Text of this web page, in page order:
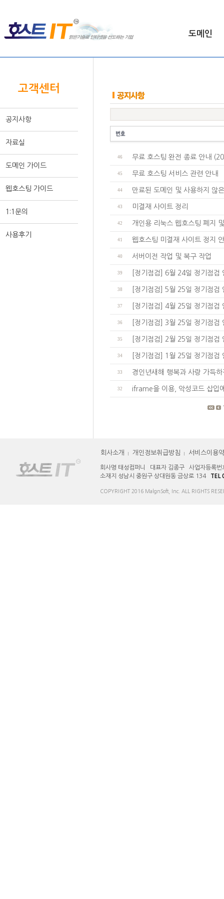
도메인
고객센터
공지사항
자료실
도메인 가이드
웹호스팅 가이드
1:1문의
사용후기
46 무료 호스팅 완전 종료 안내
45 무료 호스팅 서비스 관련 안내
44 만료된 도메인 및 사용하지 않
43 미결재 사이트 정리
42 개인용 리눅스 웹호스팅 폐지
41 웹호스팅 미결재 사이트 정지
40 서버이전 작업 및 복구 작업
39 [정기점검] 6월 24일 정기점검
38 [정기점검] 5월 25일 정기점검
37 [정기점검] 4월 25일 정기점검
36 [정기점검] 3월 25일 정기점검
35 [정기점검] 2월 25일 정기점검
34 [정기점검] 1월 25일 정기점검
33 경인년새해 행복과 사랑 가득
32 iframe을 이용, 악성코드 삽입
회사소개 개인정보취급방침 서비스이용
회사명 태성컴퍼니 대표자 김종구 사업자등록
소재지 성남시 중원구 상대원동 금상로 134 TEL
COPYRIGHT 2016 MalgnSoft, Inc. ALL RIGHTS